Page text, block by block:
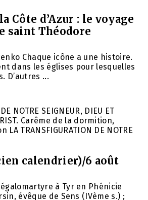
Côte d’Azur : le voyage
saint Théodore
Chaque icône a une histoire.
dans les églises pour lesquelles
D’autres ...
NOTRE SEIGNEUR, DIEU ET
Carême de la dormition,
TRANSFIGURATION DE NOTRE
calendrier)/6 août
à Tyr en Phénicie
évêque de Sens (IVème s.) ;